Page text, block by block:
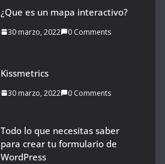
¿Que es un mapa interactivo?
30 marzo, 2022 0 Comments
Kissmetrics
30 marzo, 2022 0 Comments
Todo lo que necesitas saber
para crear tu formulario de
WordPress